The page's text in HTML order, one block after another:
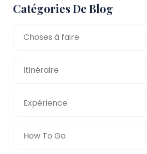
Catégories De Blog
Choses à faire
Itinéraire
Expérience
How To Go